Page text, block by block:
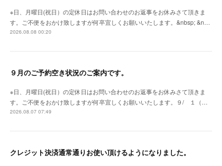
※日、月曜日(祝日）の定休日はお問い合わせのお返事をお休みさて頂きま
す。ご不便をおかけ致しますが何卒宜しくお願いいたします。&nbsp; &n…
2026.08.08 00:20
９月のご予約空き状況のご案内です。
※日、月曜日(祝日）の定休日はお問い合わせのお返事をお休みさて頂きま
す。ご不便をおかけ致しますが何卒宜しくお願いいたします。９/ １（…
2026.08.07 07:49
クレジット決済通常通りお使い頂けるようになりました。